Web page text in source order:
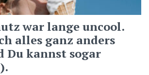
war lange uncool.
alles ganz anders
Du kannst sogar